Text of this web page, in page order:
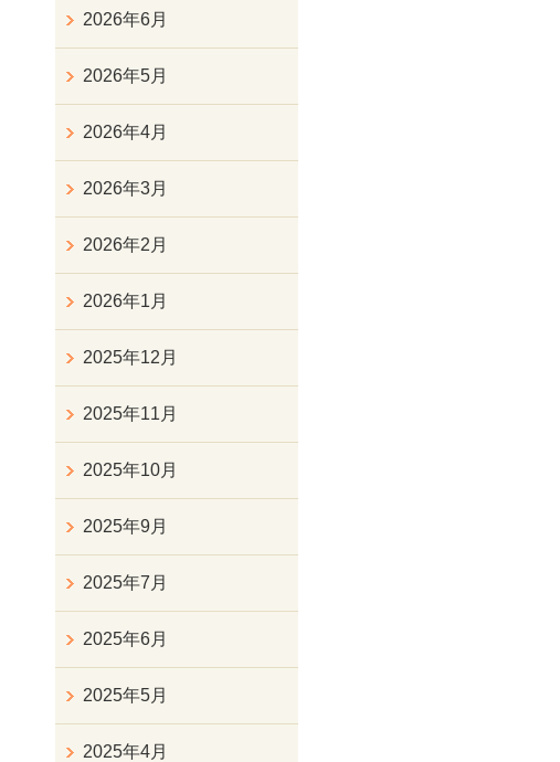
2026年6月
2026年5月
2026年4月
2026年3月
2026年2月
2026年1月
2025年12月
2025年11月
2025年10月
2025年9月
2025年7月
2025年6月
2025年5月
2025年4月